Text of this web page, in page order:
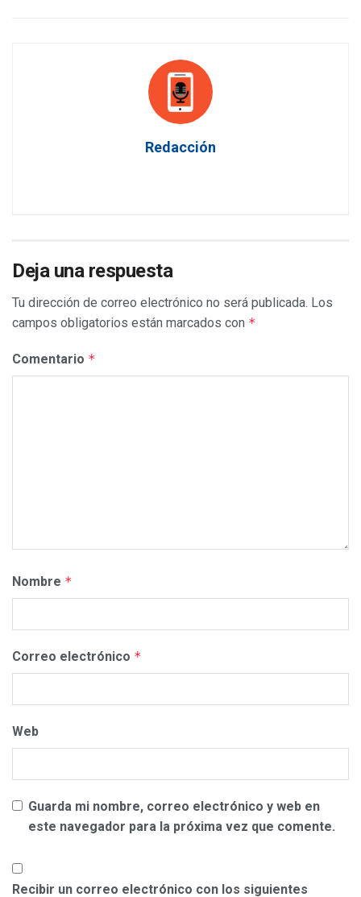
Redacción
Deja una respuesta
Tu dirección de correo electrónico no será publicada. Los
campos obligatorios están marcados con *
Comentario *
Nombre *
Correo electrónico *
Web
Guarda mi nombre, correo electrónico y web en
este navegador para la próxima vez que comente.
Recibir un correo electrónico con los siguientes